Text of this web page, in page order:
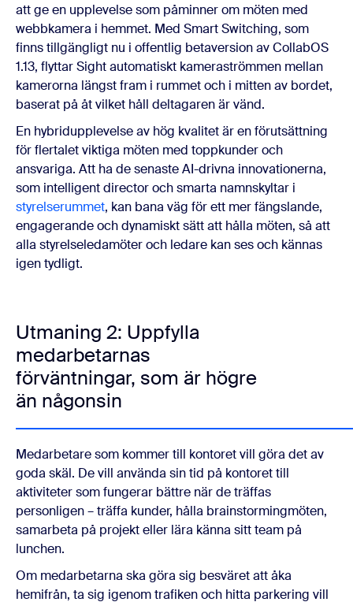
att ge en upplevelse som påminner om möten med
webbkamera i hemmet. Med Smart Switching, som
finns tillgängligt nu i offentlig betaversion av CollabOS
1.13, flyttar Sight automatiskt kameraströmmen mellan
kamerorna längst fram i rummet och i mitten av bordet,
baserat på åt vilket håll deltagaren är vänd.
En hybridupplevelse av hög kvalitet är en förutsättning
för flertalet viktiga möten med toppkunder och
ansvariga. Att ha de senaste AI-drivna innovationerna,
som intelligent director och smarta namnskyltar i
styrelserummet, kan bana väg för ett mer fängslande,
engagerande och dynamiskt sätt att hålla möten, så att
alla styrelseledamöter och ledare kan ses och kännas
igen tydligt.
Utmaning 2: Uppfylla
medarbetarnas
förväntningar, som är högre
än någonsin
Medarbetare som kommer till kontoret vill göra det av
goda skäl. De vill använda sin tid på kontoret till
aktiviteter som fungerar bättre när de träffas
personligen – träffa kunder, hålla brainstormingmöten,
samarbeta på projekt eller lära känna sitt team på
lunchen.
Om medarbetarna ska göra sig besväret att åka
hemifrån, ta sig igenom trafiken och hitta parkering vill